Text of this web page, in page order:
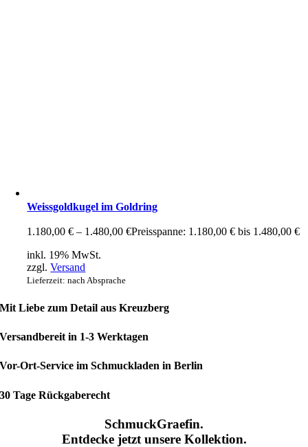
Weissgoldkugel im Goldring
1.180,00€ – 1.480,00€Preisspanne: 1.180,00 € bis 1.480,00 €
inkl. 19% MwSt.
zzgl.Versand
Lieferzeit: nach Absprache
Mit Liebe zum Detail aus Kreuzberg
Versandbereit in 1-3 Werktagen
Vor-Ort-Service im Schmuckladen in Berlin
30 Tage Rückgaberecht
SchmuckGraefin.
Entdecke jetzt unsere Kollektion.